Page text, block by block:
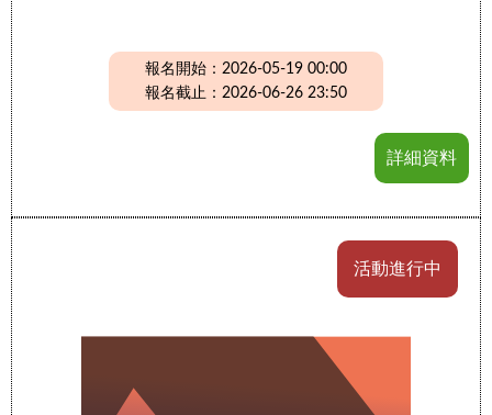
報名開始：2026-05-19 00:00
報名截止：2026-06-26 23:50
詳細資料
活動進行中